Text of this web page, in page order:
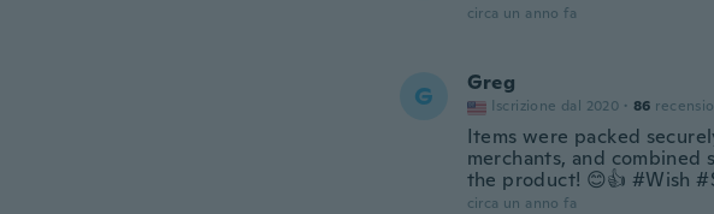
circa un anno fa
G Greg
Iscrizione dal 2020 · 86
Items were packed
merchants, and
the product! 😊👍 #Wish
circa un anno fa